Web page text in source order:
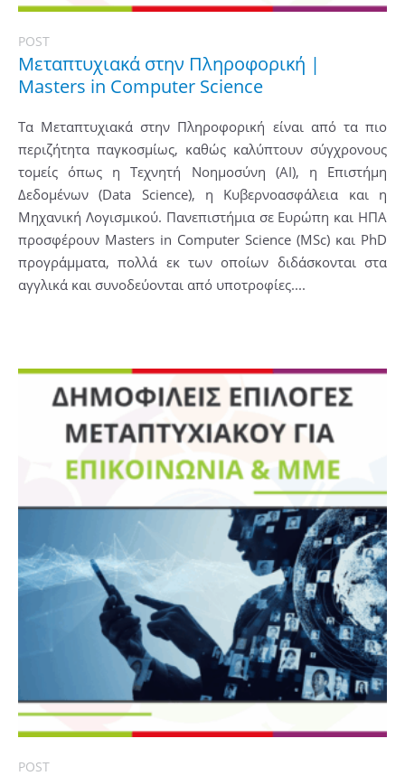
POST
Μεταπτυχιακά στην Πληροφορική |
Masters in Computer Science
Τα Μεταπτυχιακά στην Πληροφορική είναι από τα πιο
περιζήτητα παγκοσμίως, καθώς καλύπτουν σύγχρονους
τομείς όπως η Τεχνητή Νοημοσύνη (AI), η Επιστήμη
Δεδομένων (Data Science), η Κυβερνοασφάλεια και η
Μηχανική Λογισμικού. Πανεπιστήμια σε Ευρώπη και ΗΠΑ
προσφέρουν Masters in Computer Science (MSc) και PhD
προγράμματα, πολλά εκ των οποίων διδάσκονται στα
αγγλικά και συνοδεύονται από υποτροφίες....
POST